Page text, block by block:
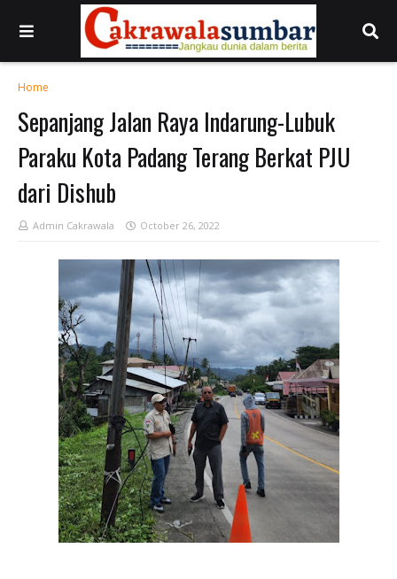
Home
Sepanjang Jalan Raya Indarung-Lubuk
Paraku Kota Padang Terang Berkat PJU
dari Dishub
Admin Cakrawala October 26, 2022